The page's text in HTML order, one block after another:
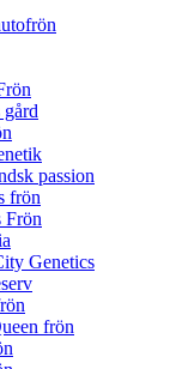
passion
frön
Frön
Genetics
frön